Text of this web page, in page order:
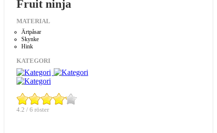
Fruit ninja
MATERIAL
Ärtpåsar
Skynke
Hink
KATEGORI
4.2 / 6 röster